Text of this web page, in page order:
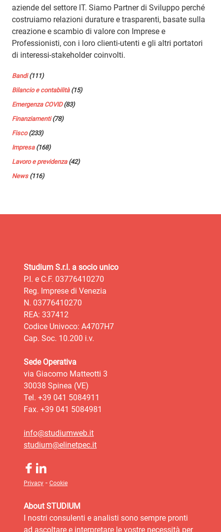
aziende del settore IT. Siamo Partner di Sviluppo perché
costruiamo relazioni durature e trasparenti, basate sulla
creazione e scambio di valore con Imprese e
Professionisti, con i loro clienti-utenti e gli altri portatori
di interessi-stakeholder coinvolti.
Bandi(111)
Bilancio e contabilità(15)
Emergenza COVID(83)
Finanziamenti(78)
Fisco(233)
Impresa(168)
Lavoro e previdenza(42)
News(116)
Studium S.r.l. a socio unico
P.I. e C.F. 03776410270
Reg. Imprese di Venezia
N. 03776410270
REA: 337412
Codice Univoco: A4707H7
Cap. Soc. 10.200 i.v.
Sede Operativa
via Giacomo Matteotti 3
30038 Spinea (VE)
Tel. +39 041 5084911
Fax. +39 041 5084981
info@studiumweb.it
studium@elinetpec.it
Privacy - Cookie
About STUDIUM
I nostri consulenti e analisti sono sempre pronti
ad ascoltare e interpretare le vostre necessità per